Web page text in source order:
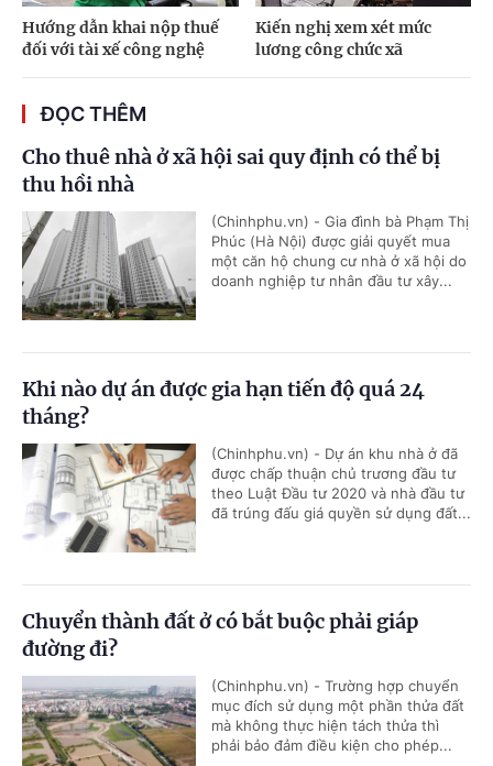
Hướng dẫn khai nộp thuế
đối với tài xế công nghệ
Kiến nghị xem xét mức
lương công chức xã
ĐỌC THÊM
Cho thuê nhà ở xã hội sai quy định có thể bị
thu hồi nhà
(Chinhphu.vn) - Gia đình bà Phạm Thị
Phúc (Hà Nội) được giải quyết mua
một căn hộ chung cư nhà ở xã hội do
doanh nghiệp tư nhân đầu tư xây...
Khi nào dự án được gia hạn tiến độ quá 24
tháng?
(Chinhphu.vn) - Dự án khu nhà ở đã
được chấp thuận chủ trương đầu tư
theo Luật Đầu tư 2020 và nhà đầu tư
đã trúng đấu giá quyền sử dụng đất...
Chuyển thành đất ở có bắt buộc phải giáp
đường đi?
(Chinhphu.vn) - Trường hợp chuyển
mục đích sử dụng một phần thửa đất
mà không thực hiện tách thửa thì
phải bảo đảm điều kiện cho phép...